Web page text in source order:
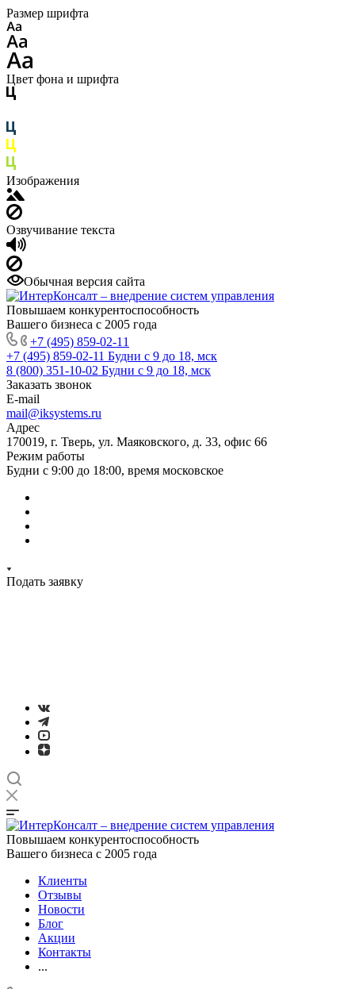
Размер шрифта
Цвет фона и шрифта
Изображения
Озвучивание текста
Обычная версия сайта
Повышаем конкурентоспособность
Вашего бизнеса с 2005 года
+7 (495) 859-02-11
+7 (495) 859-02-11 Будни с 9 до 18, мск
8 (800) 351-10-02 Будни с 9 до 18, мск
Заказать звонок
E-mail
mail@iksystems.ru
Адрес
170019, г. Тверь, ул. Маяковского, д. 33, офис 66
Режим работы
Будни с 9:00 до 18:00, время московское
Подать заявку
Повышаем конкурентоспособность
Вашего бизнеса с 2005 года
Клиенты
Отзывы
Новости
Блог
Акции
Контакты
...